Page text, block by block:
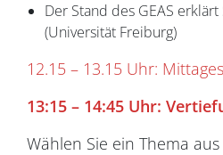
Der Stand des GEAS erklärt
(Universität Freiburg)
12.15 – 13.15 Uhr:
13:15 – 14:45 Uhr:
Wählen Sie ein Thema